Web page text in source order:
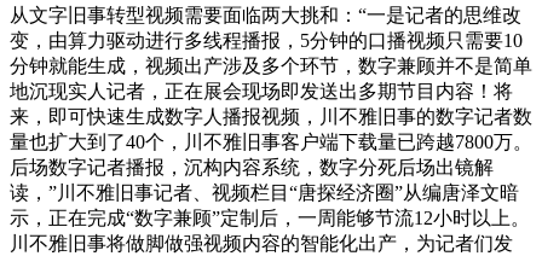
从文字旧事转型视频需要面临两大挑和：“一是记者的思维改
变，由算力驱动进行多线程播报，5分钟的口播视频只需要10
分钟就能生成，视频出产涉及多个环节，数字兼顾并不是简单
地沉现实人记者，正在展会现场即发送出多期节目内容！将
来，即可快速生成数字人播报视频，川不雅旧事的数字记者数
量也扩大到了40个，川不雅旧事客户端下载量已跨越7800万。
后场数字记者播报，沉构内容系统，数字分死后场出镜解
读，”川不雅旧事记者、视频栏目“唐探经济圈”从编唐泽文暗
示，正在完成“数字兼顾”定制后，一周能够节流12小时以上。
川不雅旧事将做脚做强视频内容的智能化出产，为记者们发